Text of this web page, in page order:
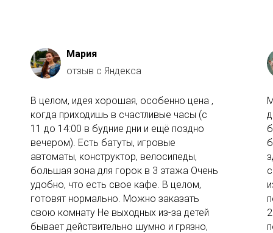
Мария
отзыв с Яндекса
В целом, идея хорошая, особенно цена ,
когда приходишь в счастливые часы (с
11 до 14:00 в будние дни и ещё поздно
вечером). Есть батуты, игровые
автоматы, конструктор, велосипеды,
большая зона для горок в 3 этажа Очень
удобно, что есть свое кафе. В целом,
готовят нормально. Можно заказать
свою комнату Не выходных из-за детей
бывает действительно шумно и грязно,